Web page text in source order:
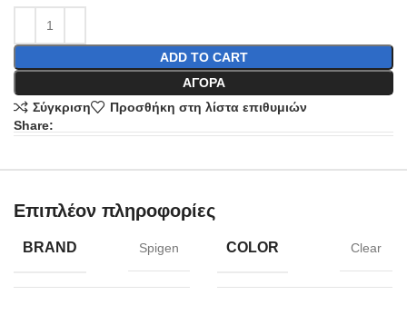
ADD TO CART
ΑΓΟΡΆ
Σύγκριση
Προσθήκη στη λίστα επιθυμιών
Share:
Επιπλέον πληροφορίες
BRAND Spigen COLOR Clear